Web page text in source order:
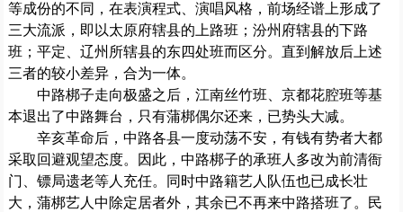
等成份的不同，在表演程式、演唱风格，前场经谱上形成了
三大流派，即以太原府辖县的上路班；汾州府辖县的下路
班；平定、辽州所辖县的东四处班而区分。直到解放后上述
三者的较小差异，合为一体。
中路梆子走向极盛之后，江南丝竹班、京都花腔班等基
本退出了中路舞台，只有蒲梆偶尔还来，已势头大减。
辛亥革命后，中路各县一度动荡不安，有钱有势者大都
采取回避观望态度。因此，中路梆子的承班人多改为前清衙
门、镖局遗老等人充任。同时中路籍艺人队伍也已成长壮
大，蒲梆艺人中除定居者外，其余已不再来中路搭班了。民